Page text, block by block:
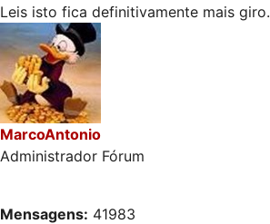
Leis isto fica definitivamente mais giro.
MarcoAntonio
Administrador Fórum
Mensagens: 41983